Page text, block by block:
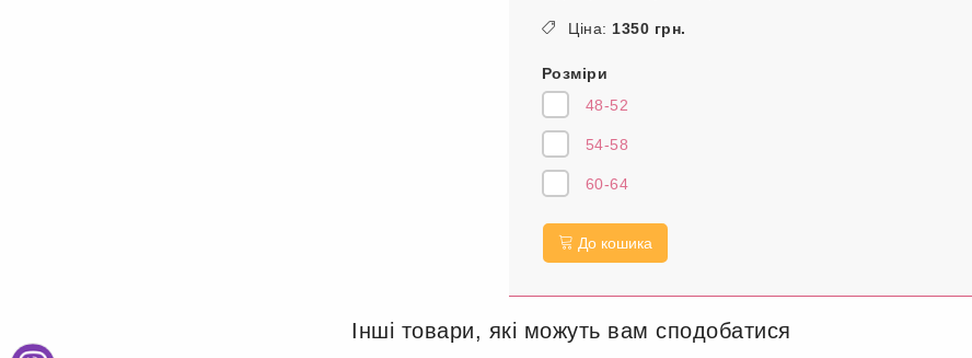
Ціна: 1350 грн.
Розміри
48-52
54-58
60-64
До кошика
Інші товари, які можуть вам сподобатися